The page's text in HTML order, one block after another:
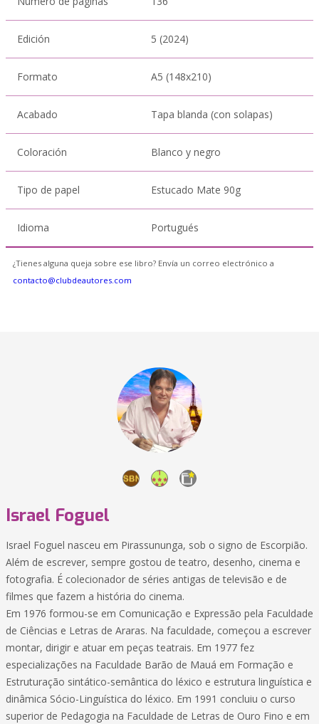
Edición 5 (2024)
Formato A5 (148x210)
Acabado Tapa blanda (con solapas)
Coloración Blanco y negro
Tipo de papel Estucado Mate 90g
Idioma Portugués
¿Tienes alguna queja sobre ese libro? Envía un correo electrónico a
contacto@clubdeautores.com
Israel Foguel
Israel Foguel nasceu em Pirassununga, sob o signo de Escorpião.
Além de escrever, sempre gostou de teatro, desenho, cinema e
fotografia. É colecionador de séries antigas de televisão e de
filmes que fazem a história do cinema.
Em 1976 formou-se em Comunicação e Expressão pela Faculdade
de Ciências e Letras de Araras. Na faculdade, começou a escrever
montar, dirigir e atuar em peças teatrais. Em 1977 fez
especializações na Faculdade Barão de Mauá em Formação e
Estruturação sintático-semântica do léxico e estrutura linguística e
dinâmica Sócio-Linguística do léxico. Em 1991 concluiu o curso
superior de Pedagogia na Faculdade de Letras de Ouro Fino e em